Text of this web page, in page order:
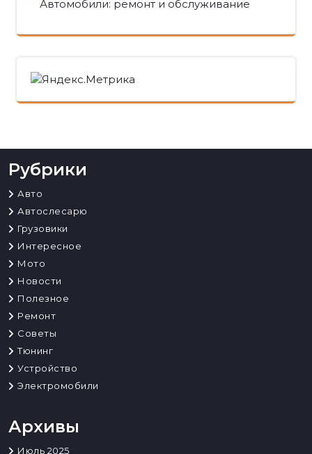
Автомобили: ремонт и обслуживание
Рубрики
Авто
Автослесарю
Грузовики
Интересное
Мото
Новости
Полезное
Ремонт
Советы
Тюнинг
Устройство
Электромобили
Архивы
Июль 2025